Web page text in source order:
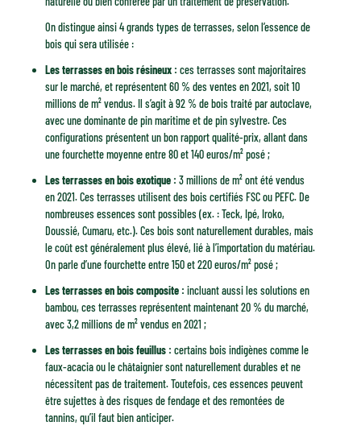
On distingue ainsi 4 grands types de terrasses, selon l’essence de
bois qui sera utilisée :
Les terrasses en bois résineux : ces terrasses sont majoritaires
sur le marché, et représentent 60 % des ventes en 2021, soit 10
millions de m² vendus. Il s’agit à 92 % de bois traité par autoclave,
avec une dominante de pin maritime et de pin sylvestre. Ces
configurations présentent un bon rapport qualité-prix, allant dans
une fourchette moyenne entre 80 et 140 euros/m² posé ;
Les terrasses en bois exotique : 3 millions de m² ont été vendus
en 2021. Ces terrasses utilisent des bois certifiés FSC ou PEFC. De
nombreuses essences sont possibles (ex. : Teck, Ipé, Iroko,
Doussié, Cumaru, etc.). Ces bois sont naturellement durables, mais
le coût est généralement plus élevé, lié à l’importation du matériau.
On parle d’une fourchette entre 150 et 220 euros/m² posé ;
Les terrasses en bois composite : incluant aussi les solutions en
bambou, ces terrasses représentent maintenant 20 % du marché,
avec 3,2 millions de m² vendus en 2021 ;
Les terrasses en bois feuillus : certains bois indigènes comme le
faux-acacia ou le châtaignier sont naturellement durables et ne
nécessitent pas de traitement. Toutefois, ces essences peuvent
être sujettes à des risques de fendage et des remontées de
tannins, qu’il faut bien anticiper.